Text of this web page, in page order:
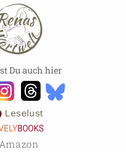
Du auch hier
Leselust
Amazon